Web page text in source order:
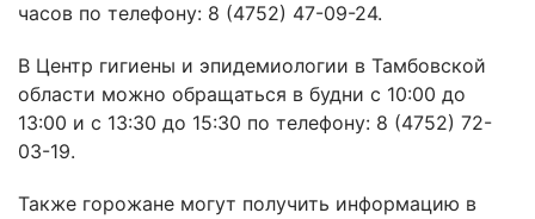
часов по телефону: 8 (4752) 47-09-24.
В Центр гигиены и эпидемиологии в Тамбовской
области можно обращаться в будни с 10:00 до
13:00 и с 13:30 до 15:30 по телефону: 8 (4752) 72-
03-19.
Также горожане могут получить информацию в